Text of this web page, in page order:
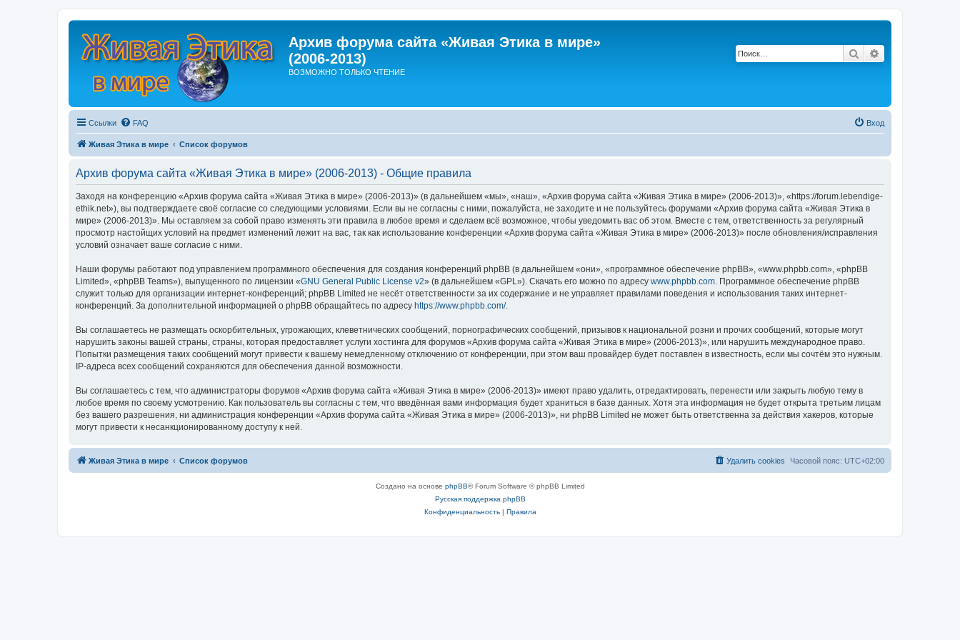
Архив форума сайта «Живая Этика в мире»
(2006-2013)
ВОЗМОЖНО ТОЛЬКО ЧТЕНИЕ
Поиск
Ссылки FAQ Вход
Живая Этика в мире Список форумов
Архив форума сайта «Живая Этика в мире» (2006-2013) - Общие правила
Заходя на конференцию «Архив форума сайта «Живая Этика в мире» (2006-2013)» (в дальнейшем «мы», «наш», «Архив форума сайта «Живая Этика в мире» (2006-2013)», «https://forum.lebendige-
ethik.net»), вы подтверждаете своё согласие со следующими условиями. Если вы не согласны с ними, пожалуйста, не заходите и не пользуйтесь форумами «Архив форума сайта «Живая Этика в
мире» (2006-2013)». Мы оставляем за собой право изменять эти правила в любое время и сделаем всё возможное, чтобы уведомить вас об этом. Вместе с тем, ответственность за регулярный
просмотр настойщих условий на предмет изменений лежит на вас, так как использование конференции «Архив форума сайта «Живая Этика в мире» (2006-2013)» после обновления/исправления
условий означает ваше согласие с ними.
Наши форумы работают под управлением программного обеспечения для создания конференций phpBB (в дальнейшем «они», «программное обеспечение phpBB», «www.phpbb.com», «phpBB
Limited», «phpBB Teams»), выпущенного по лицензии «GNU General Public License v2» (в дальнейшем «GPL»). Скачать его можно по адресу www.phpbb.com. Программное обеспечение phpBB
служит только для организации интернет-конференций; phpBB Limited не несёт ответственности за их содержание и не управляет правилами поведения и использования таких интернет-
конференций. За дополнительной информацией о phpBB обращайтесь по адресу https://www.phpbb.com/.
Вы соглашаетесь не размещать оскорбительных, угрожающих, клеветнических сообщений, порнографических сообщений, призывов к национальной розни и прочих сообщений, которые могут
нарушить законы вашей страны, страны, которая предоставляет услуги хостинга для форумов «Архив форума сайта «Живая Этика в мире» (2006-2013)», или нарушить международное право.
Попытки размещения таких сообщений могут привести к вашему немедленному отключению от конференции, при этом ваш провайдер будет поставлен в известность, если мы сочтём это нужным.
IP-адреса всех сообщений сохраняются для обеспечения данной возможности.
Вы соглашаетесь с тем, что администраторы форумов «Архив форума сайта «Живая Этика в мире» (2006-2013)» имеют право удалить, отредактировать, перенести или закрыть любую тему в
любое время по своему усмотрению. Как пользователь вы согласны с тем, что введённая вами информация будет храниться в базе данных. Хотя эта информация не будет открыта третьим лицам
без вашего разрешения, ни администрация конференции «Архив форума сайта «Живая Этика в мире» (2006-2013)», ни phpBB Limited не может быть ответственна за действия хакеров, которые
могут привести к несанкционированному доступу к ней.
Живая Этика в мире Список форумов Часовой пояс: UTC+02:00
Удалить cookies
Создано на основе phpBB® Forum Software © phpBB Limited
Русская поддержка phpBB
Конфиденциальность| Правила